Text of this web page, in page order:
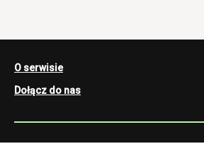
O serwisie
Dołącz do nas